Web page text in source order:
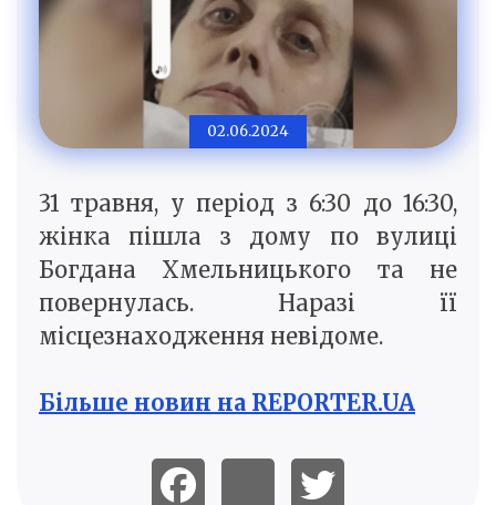
02.06.2024
31 травня, у період з 6:30 до 16:30,
жінка пішла з дому по вулиці
Богдана Хмельницького та не
повернулась. Наразі її
місцезнаходження невідоме.
Більше новин на REPORTER.UA